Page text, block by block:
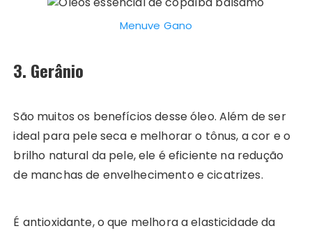
Menuve Gano
3. Gerânio
São muitos os benefícios desse óleo. Além de ser
ideal para pele seca e melhorar o tônus, a cor e o
brilho natural da pele, ele é eficiente na redução
de manchas de envelhecimento e cicatrizes.
É antioxidante, o que melhora a elasticidade da